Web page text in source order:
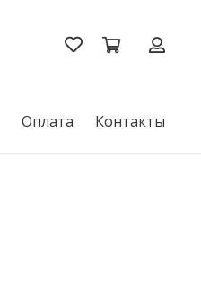
Оплата Контакты